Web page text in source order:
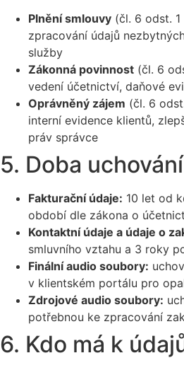
Plnění smlouvy (čl. 6 odst.
zpracování údajů
služby
Zákonná povinnost (čl. 6
vedení účetnictví, daňové
Oprávněný zájem (čl. 6
interní evidence klientů,
práv správce
5. Doba uchování
Fakturační údaje: 10 let od
období dle zákona o
Kontaktní údaje a údaje o
smluvního vztahu a 3 roky
Finální audio soubory:
v klientském portálu pro
Zdrojové audio soubory:
potřebnou ke zpracování
6. Kdo má k